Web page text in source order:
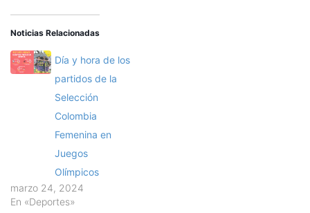
Noticias Relacionadas
Día y hora de los
partidos de la
Selección
Colombia
Femenina en
Juegos
Olímpicos
marzo 24, 2024
En «Deportes»